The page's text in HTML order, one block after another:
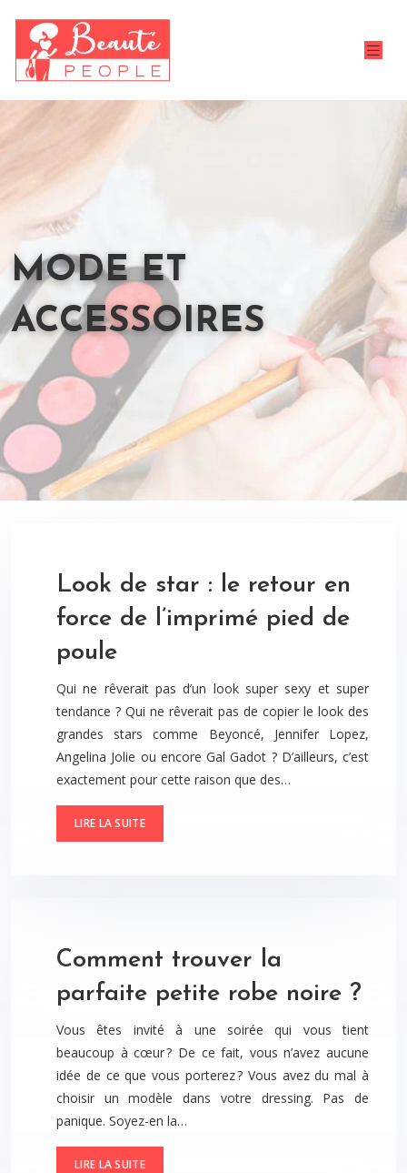
MODE ET
ACCESSOIRES
Look de star : le retour en
force de l’imprimé pied de
poule
Qui ne rêverait pas d’un look super sexy et super
tendance ? Qui ne rêverait pas de copier le look des
grandes stars comme Beyoncé, Jennifer Lopez,
Angelina Jolie ou encore Gal Gadot ? D’ailleurs, c’est
exactement pour cette raison que des…
LIRE LA SUITE
Comment trouver la
parfaite petite robe noire ?
Vous êtes invité à une soirée qui vous tient
beaucoup à cœur ? De ce fait, vous n’avez aucune
idée de ce que vous porterez ? Vous avez du mal à
choisir un modèle dans votre dressing. Pas de
panique. Soyez-en la…
LIRE LA SUITE